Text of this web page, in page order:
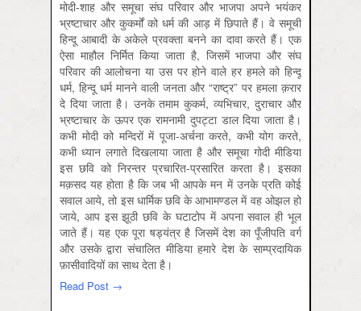
मोदी-शाह और समूचा संघ परिवार और भाजपा अपने भयंकर
भ्रष्टाचार और कुकर्मों को धर्म की आड़ में छिपाते हैं। वे समूची
हिन्दू आबादी के अकेले प्रवक्ता बनने का दावा करते हैं। एक
ऐसा माहौल निर्मित किया जाता है, जिसमें भाजपा और संघ
परिवार की आलोचना या उस पर होने वाले हर हमले को हिन्दू
धर्म, हिन्दू धर्म मानने वाली जनता और “राष्ट्र” पर हमला क़रार
दे दिया जाता है। उनके तमाम कुकर्म, व्यभिचार, दुराचार और
भ्रष्टाचार के ऊपर एक रामनामी दुपट्टा डाल दिया जाता है।
कभी मोदी को मन्दिरों में पूजा-अर्चना करते, कभी योग करते,
कभी ध्यान लगाते दिखलाया जाता है और समूचा गोदी मीडिया
इस छवि को निरन्तर प्रचारित-प्रसारित करता है। इसका
मक़सद यह होता है कि जब भी आपके मन में उनके प्रति कोई
सवाल आये, तो इस धार्मिक छवि के आभामण्डल में वह ओझल हो
जाये, आप इस झूठी छवि के घटाटोप में अपना सवाल ही भूल
जाते हैं। यह एक पूरा षड्यंत्र है जिसमें देश का पूँजीपति वर्ग
और उसके द्वारा संचालित मीडिया हमारे देश के साम्प्रदायिक
फ़ासीवादियों का साथ देता है।
Read Post →